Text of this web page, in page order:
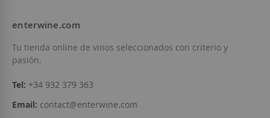
Añadir a la Lista de Deseos
enterwine.com
Tu tienda online de vinos seleccionados con criterio y
pasión.
Tel: +34 932 379 363
Email: contact@enterwine.com